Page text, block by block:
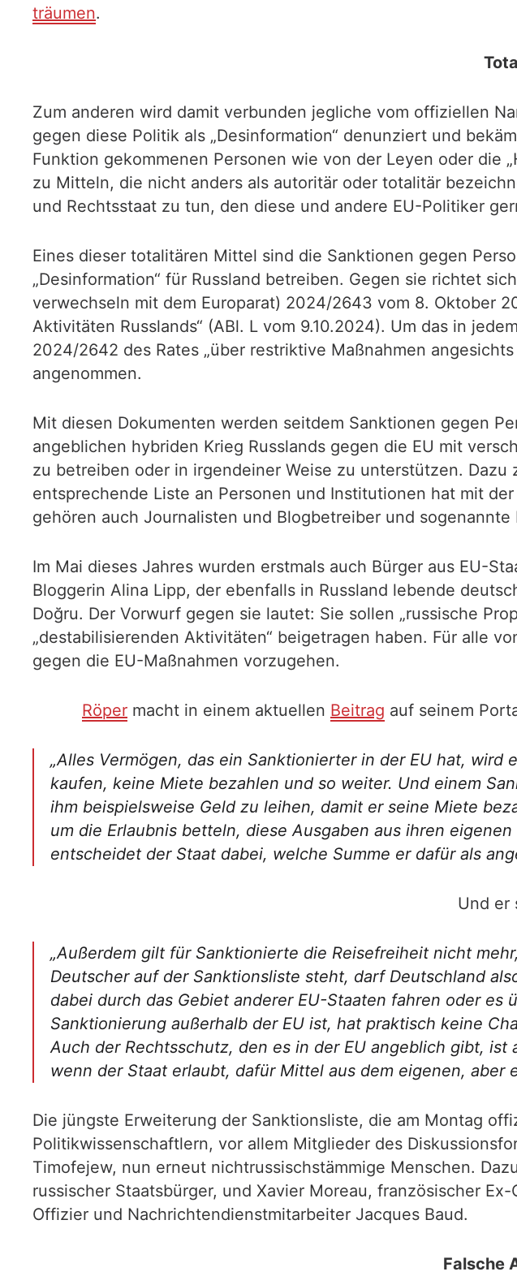
träumen.
Zum anderen wird damit verbunden jegliche vom offiziellen
gegen diese Politik als „Desinformation“ denunziert und
Funktion gekommenen Personen wie von der Leyen oder die
zu Mitteln, die nicht anders als autoritär oder totalitär
und Rechtsstaat zu tun, den diese und andere EU-Politiker
Eines dieser totalitären Mittel sind die Sanktionen gegen
„Desinformation“ für Russland betreiben. Gegen sie richtet
verwechseln mit dem Europarat) 2024/2643 vom 8. Oktober
Aktivitäten Russlands“ (ABl. L vom 9.10.2024). Um das in
2024/2642 des Rates „über restriktive Maßnahmen
angenommen.
Mit diesen Dokumenten werden seitdem Sanktionen gegen
angeblichen hybriden Krieg Russlands gegen die EU mit
zu betreiben oder in irgendeiner Weise zu unterstützen. Dazu
entsprechende Liste an Personen und Institutionen hat mit
gehören auch Journalisten und Blogbetreiber und sogenannte
Im Mai dieses Jahres wurden erstmals auch Bürger aus EU-
Bloggerin Alina Lipp, der ebenfalls in Russland lebende
Doğru. Der Vorwurf gegen sie lautet: Sie sollen „russische
„destabilisierenden Aktivitäten“ beigetragen haben. Für alle
gegen die EU-Maßnahmen vorzugehen.
Röper macht in einem aktuellen Beitrag auf seinem
„Alles Vermögen, das ein Sanktionierter in der EU hat,
kaufen, keine Miete bezahlen und so weiter. Und einem
ihm beispielsweise Geld zu leihen, damit er seine Miete
um die Erlaubnis betteln, diese Ausgaben aus ihren
entscheidet der Staat dabei, welche Summe er dafür als
Und er
„Außerdem gilt für Sanktionierte die Reisefreiheit nicht
Deutscher auf der Sanktionsliste steht, darf Deutschland
dabei durch das Gebiet anderer EU-Staaten fahren oder
Sanktionierung außerhalb der EU ist, hat praktisch keine
Auch der Rechtsschutz, den es in der EU angeblich gibt,
wenn der Staat erlaubt, dafür Mittel aus dem eigenen, aber
Die jüngste Erweiterung der Sanktionsliste, die am Montag
Politikwissenschaftlern, vor allem Mitglieder des
Timofejew, nun erneut nichtrussischstämmige Menschen.
russischer Staatsbürger, und Xavier Moreau, französischer
Offizier und Nachrichtendienstmitarbeiter Jacques Baud.
Falsche